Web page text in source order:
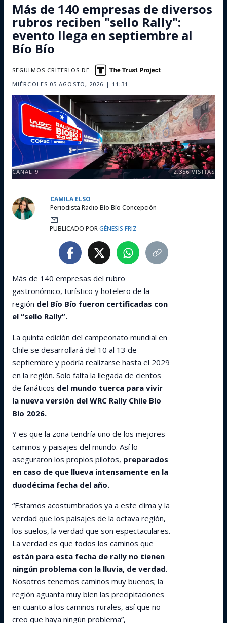
Más de 140 empresas de diversos
rubros reciben "sello Rally":
evento llega en septiembre al
Bío Bío
MIÉRCOLES 05 AGOSTO, 2026 | 11:31
SEGUIMOS CRITERIOS DE
CANAL 9 2,356VISITAS
CAMILA ELSO
Periodista Radio Bío Bío Concepción
PUBLICADO PORGÉNESIS FRIZ
Más de 140 empresas del rubro
gastronómico, turístico y hotelero de la
región del Bío Bío fueron certificadas con
el “sello Rally”.
La quinta edición del campeonato mundial en
Chile se desarrollará del 10 al 13 de
septiembre y podría realizarse hasta el 2029
en la región. Solo falta la llegada de cientos
de fanáticos del mundo tuerca para vivir
la nueva versión del WRC Rally Chile Bío
Bío 2026.
Y es que la zona tendría uno de los mejores
caminos y paisajes del mundo. Así lo
aseguraron los propios pilotos, preparados
en caso de que llueva intensamente en la
duodécima fecha del año.
“Estamos acostumbrados ya a este clima y la
verdad que los paisajes de la octava región,
los suelos, la verdad que son espectaculares.
La verdad es que todos los caminos que
están para esta fecha de rally no tienen
ningún problema con la lluvia, de verdad.
Nosotros tenemos caminos muy buenos; la
región aguanta muy bien las precipitaciones
en cuanto a los caminos rurales, así que no
creo que haya ningún problema”,